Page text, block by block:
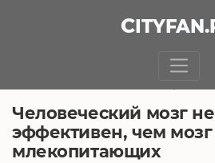
CITYFAN
Человеческий мозг
эффективен, чем мозг
млекопитающих